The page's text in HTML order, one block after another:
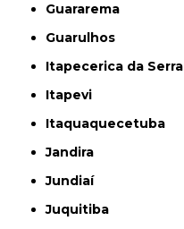
Guararema
Guarulhos
Itapecerica da Serra
Itapevi
Itaquaquecetuba
Jandira
Jundiaí
Juquitiba